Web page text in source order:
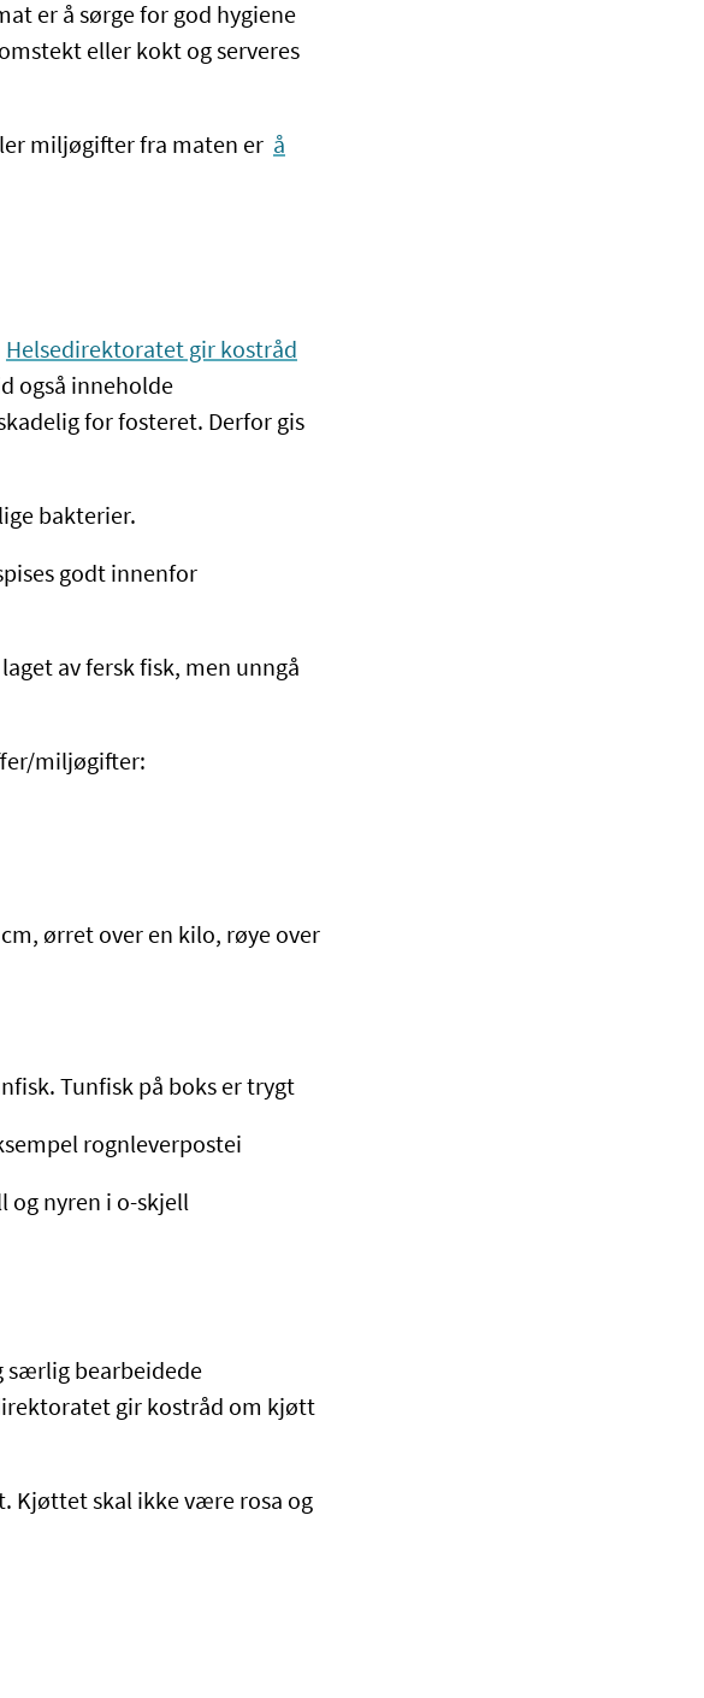
er å sørge for god hygiene
eller kokt og serveres
miljøgifter fra maten er å
Helsedirektoratet gir kostråd
også inneholde
for fosteret. Derfor gis
bakterier.
godt innenfor
av fersk fisk, men unngå
miljøgifter:
ørret over en kilo, røye over
Tunfisk på boks er trygt
rognleverpostei
og nyren i o-skjell
særlig bearbeidede
gir kostråd om kjøtt
Kjøttet skal ikke være rosa og